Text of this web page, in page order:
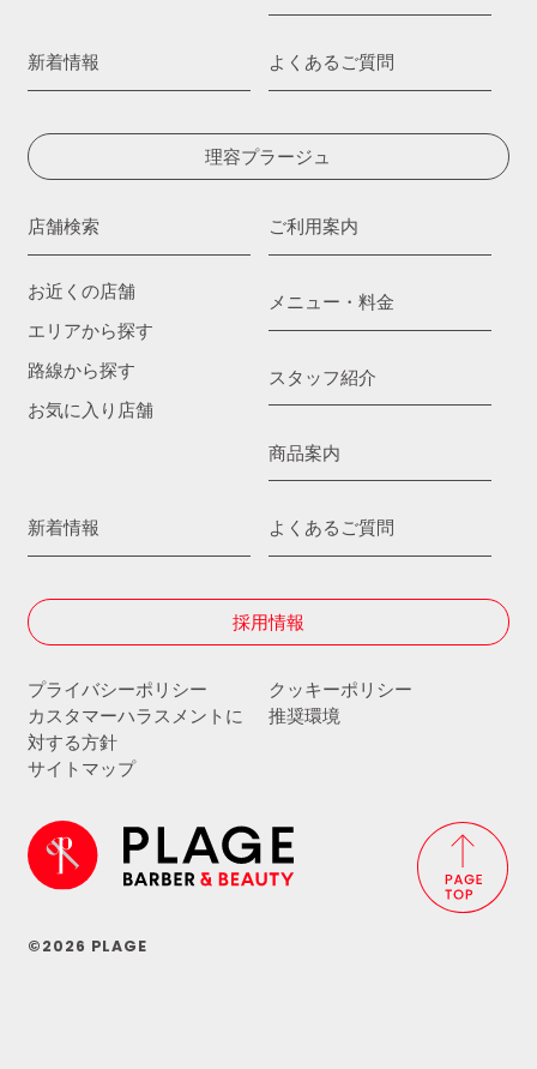
新着情報 よくあるご質問
理容プラージュ
店舗検索
お近くの店舗
エリアから探す
路線から探す
お気に入り店舗
ご利用案内
メニュー・料金
スタッフ紹介
商品案内
新着情報 よくあるご質問
採用情報
プライバシーポリシー
クッキーポリシー
カスタマーハラスメントに
対する方針
推奨環境
サイトマップ
©2026 PLAGE